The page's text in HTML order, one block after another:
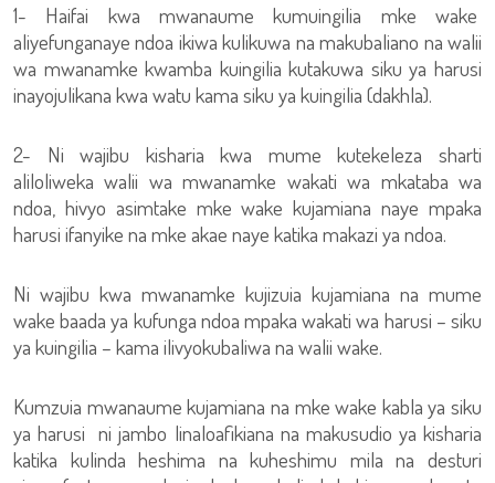
1- Haifai kwa mwanaume kumuingilia mke wake
aliyefunganaye ndoa ikiwa kulikuwa na makubaliano na walii
wa mwanamke kwamba kuingilia kutakuwa siku ya harusi
inayojulikana kwa watu kama siku ya kuingilia (dakhla).
2- Ni wajibu kisharia kwa mume kutekeleza sharti
aliloliweka walii wa mwanamke wakati wa mkataba wa
ndoa, hivyo asimtake mke wake kujamiana naye mpaka
harusi ifanyike na mke akae naye katika makazi ya ndoa.
Ni wajibu kwa mwanamke kujizuia kujamiana na mume
wake baada ya kufunga ndoa mpaka wakati wa harusi – siku
ya kuingilia – kama ilivyokubaliwa na walii wake.
Kumzuia mwanaume kujamiana na mke wake kabla ya siku
ya harusi ni jambo linaloafikiana na makusudio ya kisharia
katika kulinda heshima na kuheshimu mila na desturi